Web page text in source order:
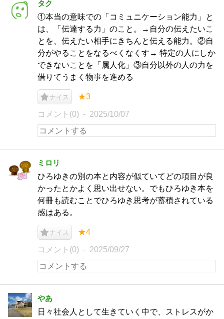
タク
①本当の意味での「コミュニケーション能力」と
は、「伝達する力」のこと。→自分の伝えたいこ
とを、伝えたい相手にきちんと伝える能力。②自
分がやることをなるべくなくす→ 特定の人にしか
できないことを「属人化」③自分以外の人の力を
借りてうまく物事を進める
ナイス ★3
コメント(0) 2025/10/07
ミロリ
ひろゆきの別の本と内容が似ていてどの項目が良
かったとかよく思い出せない。でもひろゆき本を
何冊も読むことでひろゆき思考が蓄積されている
感はある。
ナイス ★4
コメント(0) 2025/09/27
やあ
日々社会人として生きていく中で、ストレスがか